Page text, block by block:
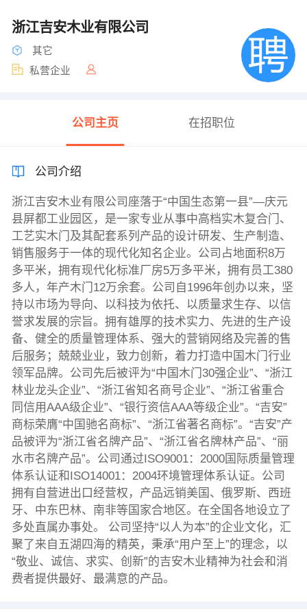
浙江吉安木业有限公司
其它
私营企业
公司主页 在招职位
公司介绍
浙江吉安木业有限公司座落于“中国生态第一县”—庆元
县屏都工业园区，是一家专业从事中高档实木复合门、
工艺实木门及其配套系列产品的设计研发、生产制造、
销售服务于一体的现代化知名企业。公司占地面积8万
多平米，拥有现代化标准厂房5万多平米，拥有员工380
多人，年产木门12万余套。公司自1996年创办以来，坚
持以市场为导向、以科技为依托、以质量求生存、以信
誉求发展的宗旨。拥有雄厚的技术实力、先进的生产设
备、健全的质量管理体系、强大的营销网络及完善的售
后服务；兢兢业业，致力创新，着力打造中国木门行业
领军品牌。公司先后被评为“中国木门30强企业”、“浙江
林业龙头企业”、“浙江省知名商号企业”、“浙江省重合
同信用AAA级企业”、“银行资信AAA等级企业”。“吉安”
商标荣膺“中国驰名商标”、“浙江省著名商标”。“吉安”产
品被评为“浙江省名牌产品”、“浙江省名牌林产品”、“丽
水市名牌产品”。公司通过ISO9001：2000国际质量管理
体系认证和ISO14001：2004环境管理体系认证。公司
拥有自营进出口经营权，产品远销美国、俄罗斯、西班
牙、中东巴林、南非等国家合地区。在全国各地设立了
多处直属办事处。 公司坚持“以人为本”的企业文化，汇
聚了来自五湖四海的精英，秉承“用户至上”的理念，以
“敬业、诚信、求实、创新”的吉安木业精神为社会和消
费者提供最好、最满意的产品。